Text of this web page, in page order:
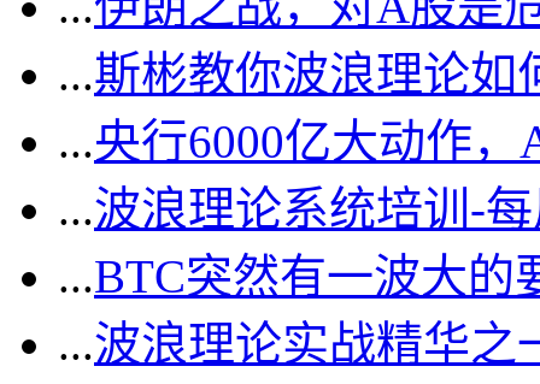
...斯彬教你波浪理论如
...央行6000亿大动作
...波浪理论系统培训-
...BTC突然有一波大的
...波浪理论实战精华